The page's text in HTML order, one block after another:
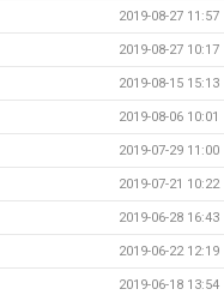
2019-08-27 11:57
2019-08-27 10:17
2019-08-15 15:13
2019-08-06 10:01
2019-07-29 11:00
2019-07-21 10:22
2019-06-28 16:43
2019-06-22 12:19
2019-06-18 13:54